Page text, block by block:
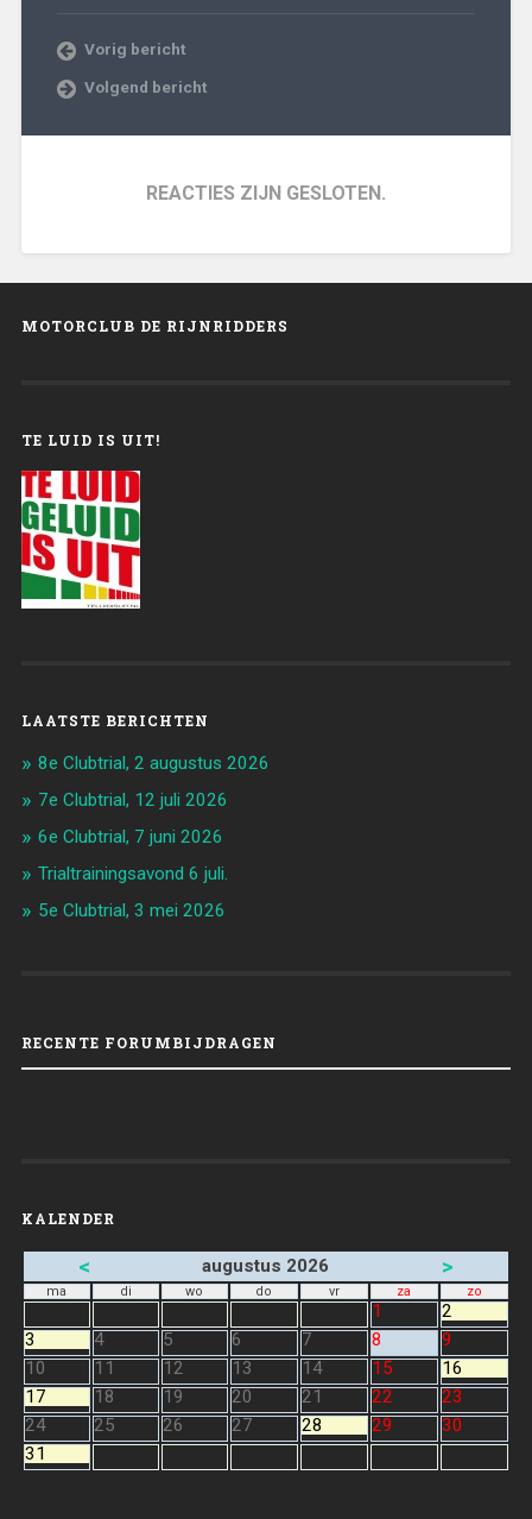
Vorig bericht
Volgend bericht
REACTIES ZIJN GESLOTEN.
MOTORCLUB DE RIJNRIDDERS
TE LUID IS UIT!
LAATSTE BERICHTEN
8e Clubtrial, 2 augustus 2026
7e Clubtrial, 12 juli 2026
6e Clubtrial, 7 juni 2026
Trialtrainingsavond 6 juli.
5e Clubtrial, 3 mei 2026
RECENTE FORUMBIJDRAGEN
KALENDER
< augustus 2026 >
ma di wo do vr za zo
1
2
3
4 5 6 7 8
9
10
11 12 13 14 15
16
17
18 19 20 21 22
23
24
25 26 27 28 29
30
31